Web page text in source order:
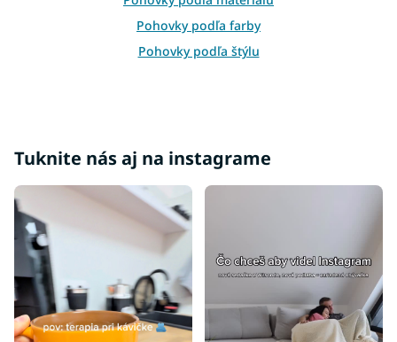
Pohovky podľa farby
Pohovky podľa štýlu
Pohovky do tvaru U
Tuknite nás aj na instagrame